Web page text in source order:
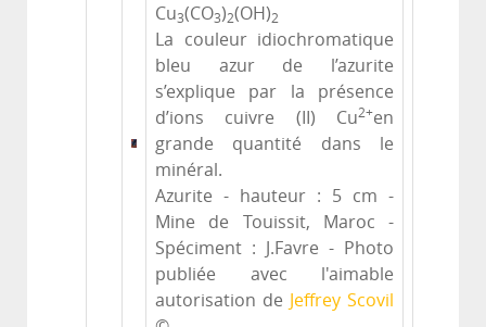
Cu3(CO3)2(OH)2
La couleur idiochromatique
bleu azur de l’azurite
s’explique par la présence
d’ions cuivre (II) Cu2+en
grande quantité dans le
minéral.
Azurite - hauteur : 5 cm -
Mine de Touissit, Maroc -
Spéciment : J.Favre - Photo
publiée avec l'aimable
autorisation de
Jeffrey Scovil